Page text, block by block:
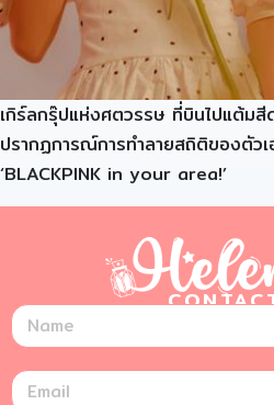
เกิร์ลกรุ๊ปแห่งศตวรรษ ที่บินไปแต้ม
ปรากฏการณ์การทำลายสถิติของตัว
‘BLACKPINK in your area!’